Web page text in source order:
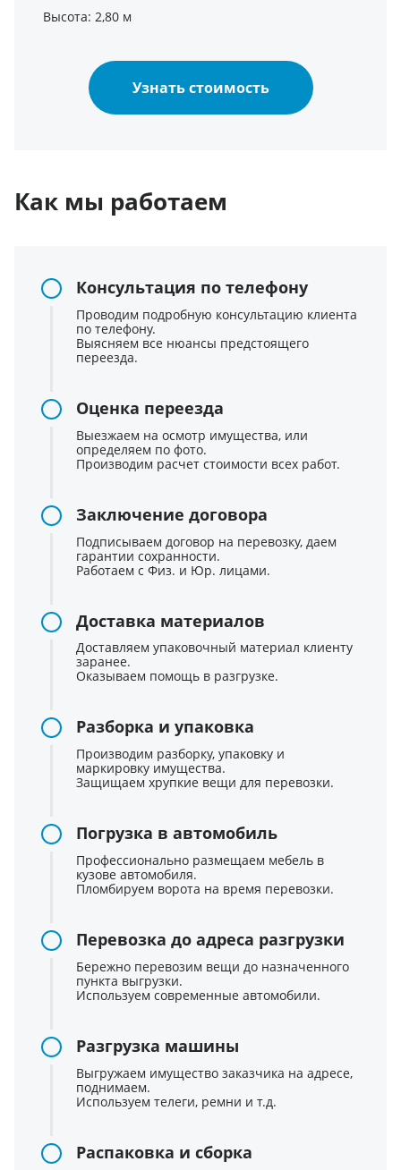
Высота: 2,80 м
Узнать стоимость
Как мы работаем
Консультация по телефону
Проводим подробную консультацию клиента
по телефону.
Выясняем все нюансы предстоящего
переезда.
Оценка переезда
Выезжаем на осмотр имущества, или
определяем по фото.
Производим расчет стоимости всех работ.
Заключение договора
Подписываем договор на перевозку, даем
гарантии сохранности.
Работаем с Физ. и Юр. лицами.
Доставка материалов
Доставляем упаковочный материал клиенту
заранее.
Оказываем помощь в разгрузке.
Разборка и упаковка
Производим разборку, упаковку и
маркировку имущества.
Защищаем хрупкие вещи для перевозки.
Погрузка в автомобиль
Профессионально размещаем мебель в
кузове автомобиля.
Пломбируем ворота на время перевозки.
Перевозка до адреса разгрузки
Бережно перевозим вещи до назначенного
пункта выгрузки.
Используем современные автомобили.
Разгрузка машины
Выгружаем имущество заказчика на адресе,
поднимаем.
Используем телеги, ремни и т.д.
Распаковка и сборка